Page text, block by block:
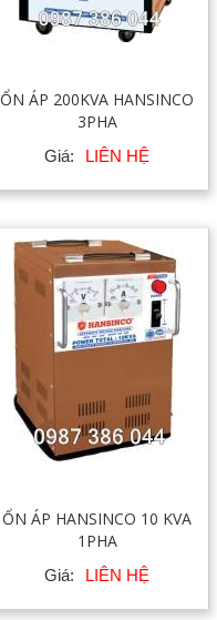
ỔN ÁP 200KVA HANSINCO
3PHA
Giá: LIÊN HỆ
ỔN ÁP HANSINCO 10 KVA
1PHA
Giá: LIÊN HỆ